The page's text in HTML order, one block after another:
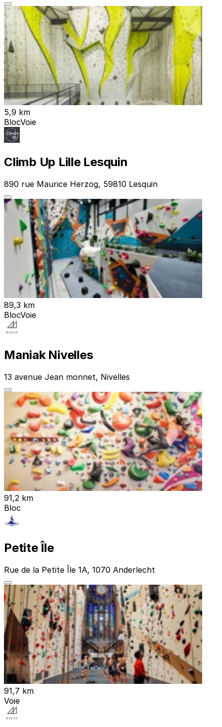
5,9 km
BlocVoie
Climb Up Lille Lesquin
890 rue Maurice Herzog, 59810 Lesquin
89,3 km
BlocVoie
Maniak Nivelles
13 avenue Jean monnet, Nivelles
91,2 km
Bloc
Petite Île
Rue de la Petite Île 1A, 1070 Anderlecht
91,7 km
Voie